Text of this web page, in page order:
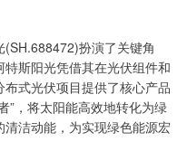
扮演了关键角
斯阳光凭借其在光伏组件和
式光伏项目提供了核心产品
”，将太阳能高效地转化为绿
洁动能，为实现绿色能源宏